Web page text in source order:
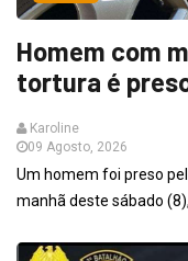
Homem com
tortura é
Karoline
09 Agosto, 2026
Um homem foi preso
manhã deste sábado